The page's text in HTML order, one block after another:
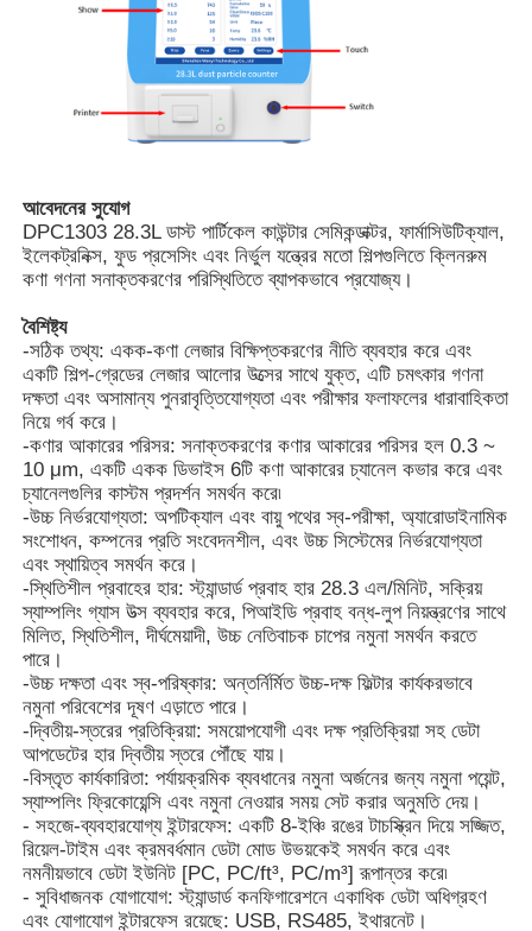
কারখানা ভ্রমণ
খবর
মামলার তালিকা
উদ্ধৃতির জন্য আবেদন
নিউক্লিয়ার রেডিয়েশন ডিটেক্টর
ব্যক্তিগত ডজিমিটার
এক্স-রে সেন্সর
নিউক্লিয়ার রেডিয়েশন মনিটরিং সিস্টেম
রেডন আবিষ্কারক
বায়ুমণ্ডলীয় নেগেটিভ আইওন মনিটর
PM2.5 ডিটেক্টর
আবেদনের সুযোগ
DPC1303 28.3L ডাস্ট পার্টিকেল কাউন্টার সেমিকন্ডাক্টর, ফার্মাসিউটিক্যাল,
ইলেকট্রনিক্স, ফুড প্রসেসিং এবং নির্ভুল যন্ত্রের মতো শিল্পগুলিতে ক্লিনরুম
কণা গণনা সনাক্তকরণের পরিস্থিতিতে ব্যাপকভাবে প্রযোজ্য।
বৈশিষ্ট্য
-সঠিক তথ্য: একক-কণা লেজার বিক্ষিপ্তকরণের নীতি ব্যবহার করে এবং
একটি শিল্প-গ্রেডের লেজার আলোর উত্সের সাথে যুক্ত, এটি চমৎকার গণনা
দক্ষতা এবং অসামান্য পুনরাবৃত্তিযোগ্যতা এবং পরীক্ষার ফলাফলের ধারাবাহিকতা
নিয়ে গর্ব করে।
-কণার আকারের পরিসর: সনাক্তকরণের কণার আকারের পরিসর হল 0.3 ~
10 μm, একটি একক ডিভাইস 6টি কণা আকারের চ্যানেল কভার করে এবং
চ্যানেলগুলির কাস্টম প্রদর্শন সমর্থন করে৷
-উচ্চ নির্ভরযোগ্যতা: অপটিক্যাল এবং বায়ু পথের স্ব-পরীক্ষা, অ্যারোডাইনামিক
সংশোধন, কম্পনের প্রতি সংবেদনশীল, এবং উচ্চ সিস্টেমের নির্ভরযোগ্যতা
এবং স্থায়িত্ব সমর্থন করে।
-স্থিতিশীল প্রবাহের হার: স্ট্যান্ডার্ড প্রবাহ হার 28.3 এল/মিনিট, সক্রিয়
স্যাম্পলিং গ্যাস উত্স ব্যবহার করে, পিআইডি প্রবাহ বন্ধ-লুপ নিয়ন্ত্রণের সাথে
মিলিত, স্থিতিশীল, দীর্ঘমেয়াদী, উচ্চ নেতিবাচক চাপের নমুনা সমর্থন করতে
পারে।
-উচ্চ দক্ষতা এবং স্ব-পরিষ্কার: অন্তর্নির্মিত উচ্চ-দক্ষ ফিল্টার কার্যকরভাবে
নমুনা পরিবেশের দূষণ এড়াতে পারে।
-দ্বিতীয়-স্তরের প্রতিক্রিয়া: সময়োপযোগী এবং দক্ষ প্রতিক্রিয়া সহ ডেটা
আপডেটের হার দ্বিতীয় স্তরে পৌঁছে যায়।
-বিস্তৃত কার্যকারিতা: পর্যায়ক্রমিক ব্যবধানের নমুনা অর্জনের জন্য নমুনা পয়েন্ট,
স্যাম্পলিং ফ্রিকোয়েন্সি এবং নমুনা নেওয়ার সময় সেট করার অনুমতি দেয়।
- সহজে-ব্যবহারযোগ্য ইন্টারফেস: একটি 8-ইঞ্চি রঙের টাচস্ক্রিন দিয়ে সজ্জিত,
রিয়েল-টাইম এবং ক্রমবর্ধমান ডেটা মোড উভয়কেই সমর্থন করে এবং
নমনীয়ভাবে ডেটা ইউনিট [PC, PC/ft³, PC/m³] রূপান্তর করে৷
- সুবিধাজনক যোগাযোগ: স্ট্যান্ডার্ড কনফিগারেশনে একাধিক ডেটা অধিগ্রহণ
এবং যোগাযোগ ইন্টারফেস রয়েছে: USB, RS485, ইথারনেট।